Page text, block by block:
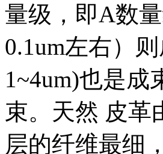
量级，即A数
0.1um左右）
1~4um)也是
束。天然 皮革
层的纤维最细